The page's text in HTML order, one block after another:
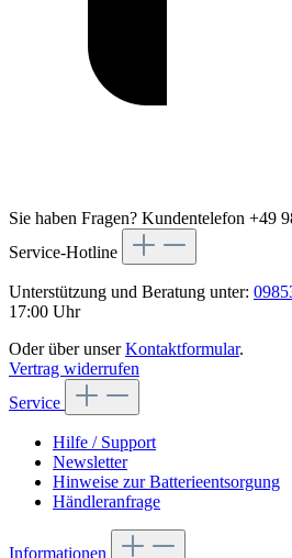
Sie haben Fragen? Kundentelefon +49
Service-Hotline
Unterstützung und Beratung unter:
17:00 Uhr
Oder über unserKontaktformular.
Vertrag widerrufen
Service
Hilfe / Support
Newsletter
Hinweise zur Batterieentsorgung
Händleranfrage
Informationen